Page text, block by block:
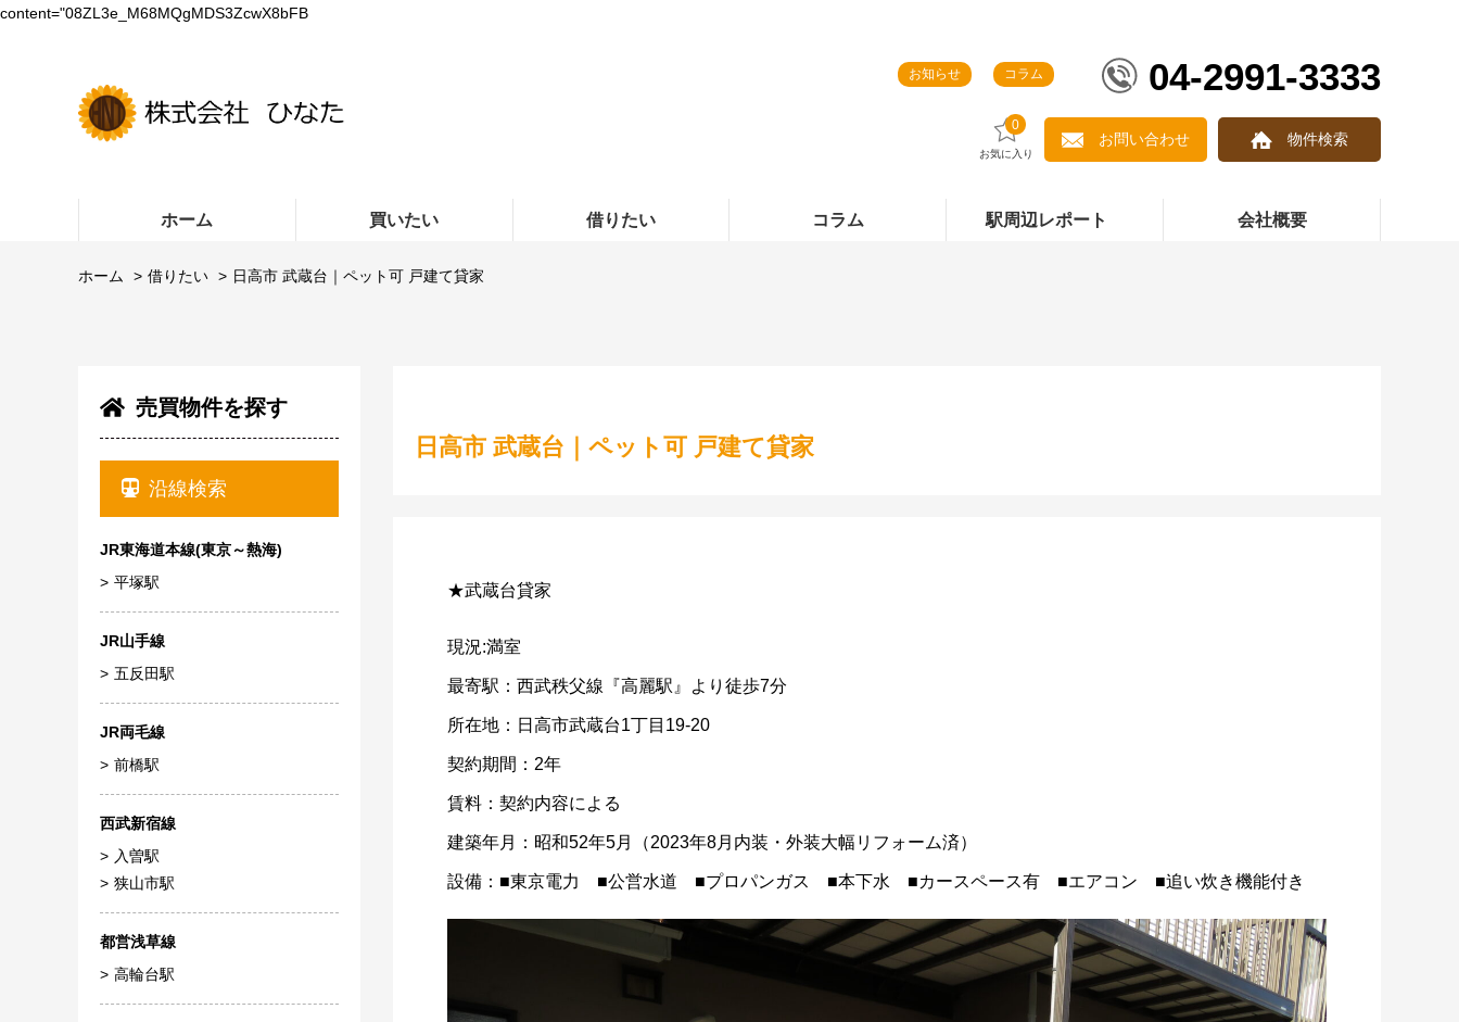
content="08ZL3e_M68MQgMDS3ZcwX8bFB
お知らせ コラム 04-2991-3333
0
お気に入り
お問い合わせ 物件検索
ホーム 買いたい 借りたい コラム 駅周辺レポート 会社概要
ホーム 借りたい 日高市 武蔵台｜ペット可 戸建て貸家
売買物件を探す
沿線検索
JR東海道本線(東京～熱海)
平塚駅
JR山手線
五反田駅
JR両毛線
前橋駅
西武新宿線
入曽駅
狭山市駅
都営浅草線
高輪台駅
日高市 武蔵台｜ペット可 戸建て貸家
★武蔵台貸家
現況:満室
最寄駅：西武秩父線『高麗駅』より徒歩7分
所在地：日高市武蔵台1丁目19-20
契約期間：2年
賃料：契約内容による
建築年月：昭和52年5月（2023年8月内装・外装大幅リフォーム済）
設備：■東京電力 ■公営水道 ■プロパンガス ■本下水 ■カースペース有 ■エアコン ■追い炊き機能付き